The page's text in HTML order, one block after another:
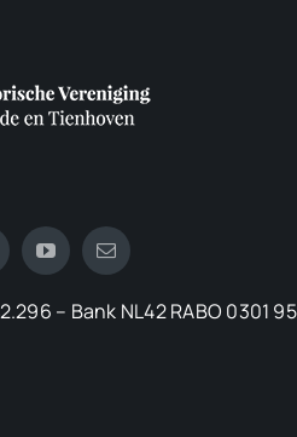
– Bank NL42 RABO 0301